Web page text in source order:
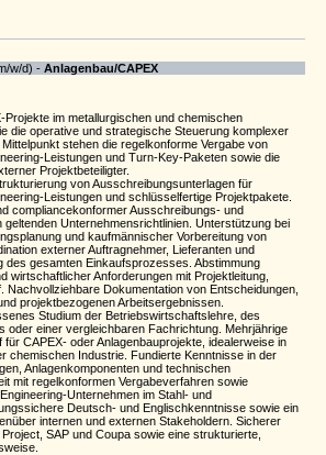
w/d) - Anlagenbau/CAPEX
im metallurgischen und chemischen
die operative und strategische Steuerung komplexer
stehen die regelkonforme Vergabe von
Leistungen und Turn-Key-Paketen sowie die
Projektbeteiligter.
von Ausschreibungsunterlagen für
Leistungen und schlüsselfertige Projektpakete.
compliancekonformer Ausschreibungs- und
Unternehmensrichtlinien. Unterstützung bei
und kaufmännischer Vorbereitung von
externer Auftragnehmer, Lieferanten und
des gesamten Einkaufsprozesses. Abstimmung
wirtschaftlicher Anforderungen mit Projektleitung,
Nachvollziehbare Dokumentation von Entscheidungen,
projektbezogenen Arbeitsergebnissen.
Studium der Betriebswirtschaftslehre, des
oder einer vergleichbaren Fachrichtung. Mehrjährige
CAPEX- oder Anlagenbauprojekte, idealerweise in
chemischen Industrie. Fundierte Kenntnisse in der
Anlagenkomponenten und technischen
mit regelkonformen Vergabeverfahren sowie
Unternehmen im Stahl- und
Deutsch- und Englischkenntnisse sowie ein
internen und externen Stakeholdern. Sicherer
SAP und Coupa sowie eine strukturierte,